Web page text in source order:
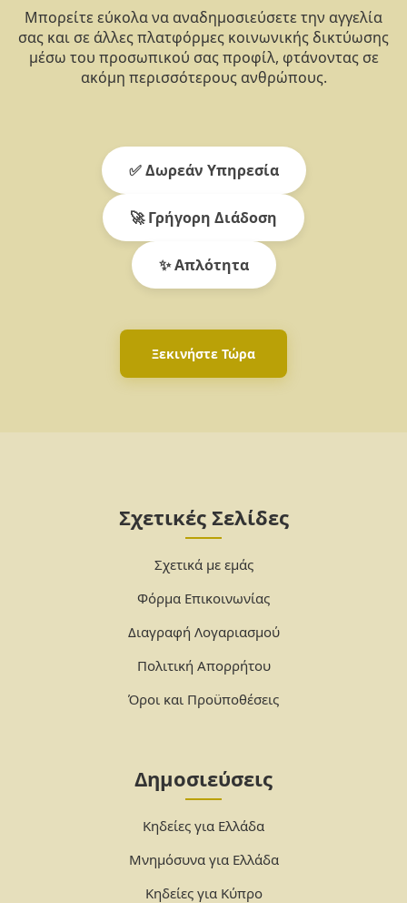
Μπορείτε εύκολα να αναδημοσιεύσετε την αγγελία
σας και σε άλλες πλατφόρμες κοινωνικής δικτύωσης
μέσω του προσωπικού σας προφίλ, φτάνοντας σε
ακόμη περισσότερους ανθρώπους.
✅ Δωρεάν Υπηρεσία
🚀 Γρήγορη Διάδοση
✨ Απλότητα
Ξεκινήστε Τώρα
Σχετικές Σελίδες
Σχετικά με εμάς
Φόρμα Επικοινωνίας
Διαγραφή Λογαριασμού
Πολιτική Απορρήτου
Όροι και Προϋποθέσεις
Δημοσιεύσεις
Κηδείες για Ελλάδα
Μνημόσυνα για Ελλάδα
Κηδείες για Κύπρο